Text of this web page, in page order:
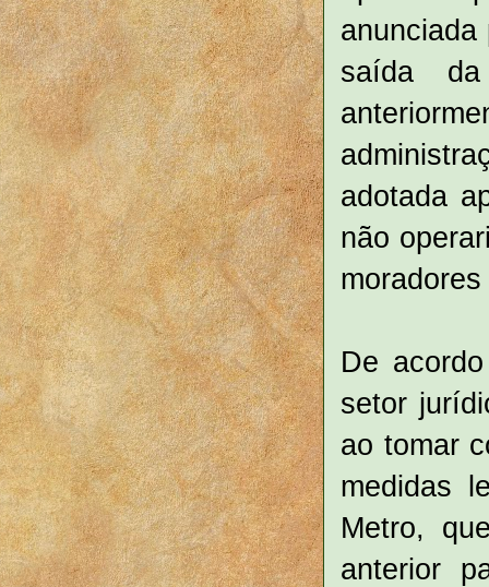
saída
adotada
não
De
setor
ao tomar
medidas
Metro,
anterior